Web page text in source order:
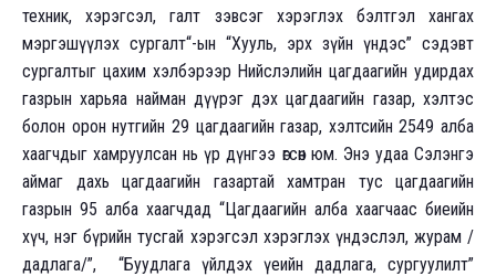
техник, хэрэгсэл, галт зэвсэг хэрэглэх бэлтгэл хангах
мэргэшүүлэх сургалт“-ын “Хууль, эрх зүйн үндэс” сэдэвт
сургалтыг цахим хэлбэрээр Нийслэлийн цагдаагийн удирдах
газрын харьяа найман дүүрэг дэх цагдаагийн газар, хэлтэс
болон орон нутгийн 29 цагдаагийн газар, хэлтсийн 2549 алба
хаагчдыг хамруулсан нь үр дүнгээ өгсөн юм. Энэ удаа Сэлэнгэ
аймаг дахь цагдаагийн газартай хамтран тус цагдаагийн
газрын 95 алба хаагчдад “Цагдаагийн алба хаагчаас биеийн
хүч, нэг бүрийн тусгай хэрэгсэл хэрэглэх үндэслэл, журам /
дадлага/”, “Буудлага үйлдэх үеийн дадлага, сургуулилт”